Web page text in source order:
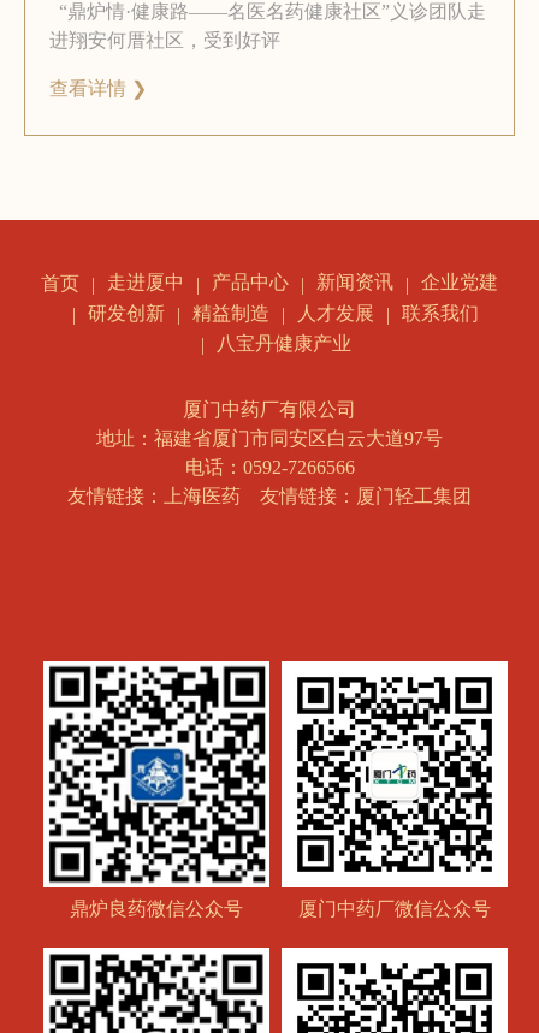
“鼎炉情·健康路——名医名药健康社区”义诊团队走
进翔安何厝社区，受到好评
查看详情 ❯
首页 走进厦中 产品中心 新闻资讯
企业党建
研发创新
精益制造 人才发展
联系我们
八宝丹健康产业
厦门中药厂有限公司
地址：福建省厦门市同安区白云大道97号
电话：0592-7266566
友情链接：上海医药
友情链接：厦门轻工集团
鼎炉良药微信公众号 厦门中药厂微信公众号